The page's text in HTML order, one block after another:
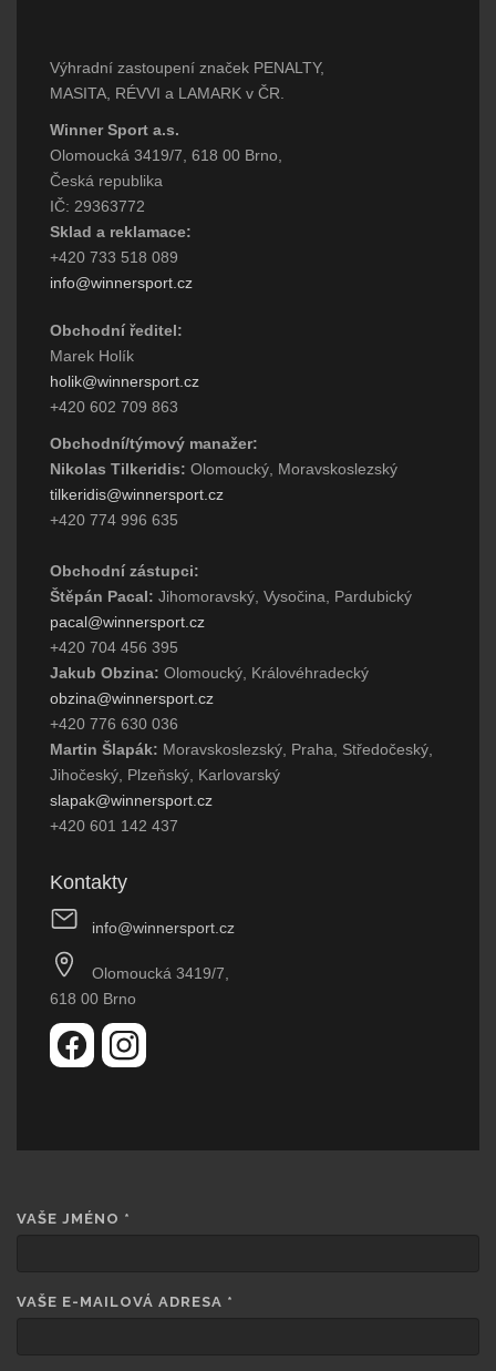
Výhradní zastoupení značek PENALTY,
MASITA, RÉVVI a LAMARK v ČR.
Winner Sport a.s.
Olomoucká 3419/7, 618 00 Brno,
Česká republika
IČ: 29363772
Sklad a reklamace:
+420 733 518 089
info@winnersport.cz
Obchodní ředitel:
Marek Holík
holik@winnersport.cz
+420 602 709 863
Obchodní/týmový manažer:
Nikolas Tilkeridis: Olomoucký, Moravskoslezský
tilkeridis@winnersport.cz
+420 774 996 635
Obchodní zástupci:
Štěpán Pacal: Jihomoravský, Vysočina, Pardubický
pacal@winnersport.cz
+420 704 456 395
Jakub Obzina: Olomoucký, Královéhradecký
obzina@winnersport.cz
+420 776 630 036
Martin Šlapák: Moravskoslezský, Praha, Středočeský,
Jihočeský, Plzeňský, Karlovarský
slapak@winnersport.cz
+420 601 142 437
Kontakty
info@winnersport.cz
Olomoucká 3419/7,
618 00 Brno
VAŠE JMÉNO *
VAŠE E-MAILOVÁ ADRESA *